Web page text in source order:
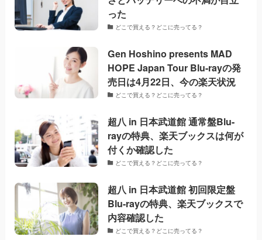
った
どこで買える？どこに売ってる？
Gen Hoshino presents MAD
HOPE Japan Tour Blu-rayの発
売日は4月22日、今の楽天状況
どこで買える？どこに売ってる？
超八 in 日本武道館 通常盤Blu-
rayの特典、楽天ブックスは何が
付くか確認した
どこで買える？どこに売ってる？
超八 in 日本武道館 初回限定盤
Blu-rayの特典、楽天ブックスで
内容確認した
どこで買える？どこに売ってる？